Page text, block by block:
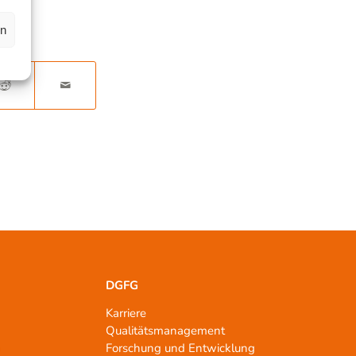
DGFG
Karriere
Qualitätsmanagement
Forschung und Entwicklung